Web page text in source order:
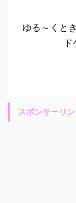
ゆる～くと
スポンサーリン